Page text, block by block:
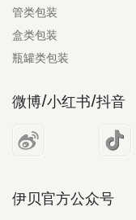
管类包装
盒类包装
瓶罐类包装
微博/小红书/抖音
伊贝官方公众号